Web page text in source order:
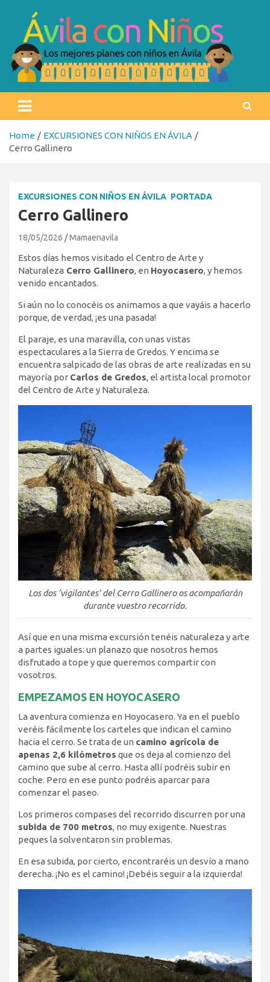
content
Ávila con niños
Home
EXCURSIONES CON NIÑOS EN ÁVILA
Cerro Gallinero
EXCURSIONES CON NIÑOS EN ÁVILA PORTADA
Cerro Gallinero
18/05/2026 Mamaenavila
Estos días hemos visitado el Centro de Arte y
Naturaleza Cerro Gallinero, en Hoyocasero, y hemos
venido encantados.
Si aún no lo conocéis os animamos a que vayáis a hacerlo
porque, de verdad, ¡es una pasada!
El paraje, es una maravilla, con unas vistas
espectaculares a la Sierra de Gredos. Y encima se
encuentra salpicado de las obras de arte realizadas en su
mayoría por Carlos de Gredos, el artista local promotor
del Centro de Arte y Naturaleza.
Los dos ‘vigilantes’ del Cerro Gallinero os acompañarán
durante vuestro recorrido.
Así que en una misma excursión tenéis naturaleza y arte
a partes iguales: un planazo que nosotros hemos
disfrutado a tope y que queremos compartir con
vosotros.
EMPEZAMOS EN HOYOCASERO
La aventura comienza en Hoyocasero. Ya en el pueblo
veréis fácilmente los carteles que indican el camino
hacia el cerro. Se trata de un camino agrícola de
apenas 2,6 kilómetros que os deja al comienzo del
camino que sube al cerro. Hasta allí podréis subir en
coche. Pero en ese punto podréis aparcar para
comenzar el paseo.
Los primeros compases del recorrido discurren por una
subida de 700 metros, no muy exigente. Nuestras
peques la solventaron sin problemas.
En esa subida, por cierto, encontraréis un desvío a mano
derecha. ¡No es el camino! ¡Debéis seguir a la izquierda!